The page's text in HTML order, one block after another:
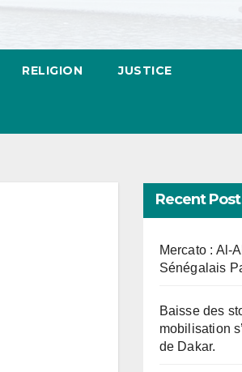
RELIGION JUSTICE
Recent
Mercato : Al-
Sénégalais
Baisse des
mobilisation
de Dakar.